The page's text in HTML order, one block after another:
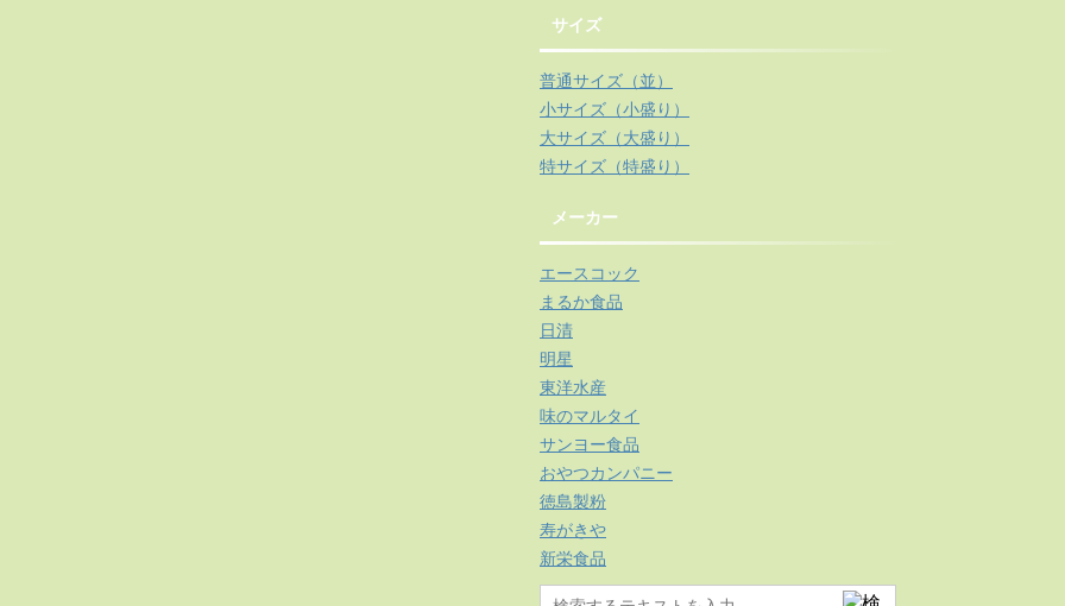
サイズ
普通サイズ（並）
小サイズ（小盛り）
大サイズ（大盛り）
特サイズ（特盛り）
メーカー
エースコック
まるか食品
日清
明星
東洋水産
味のマルタイ
サンヨー食品
おやつカンパニー
徳島製粉
寿がきや
新栄食品